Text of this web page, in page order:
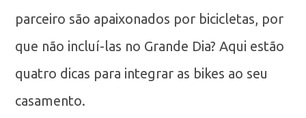
parceiro são apaixonados por bicicletas, por
que não incluí-las no Grande Dia? Aqui estão
quatro dicas para integrar as bikes ao seu
casamento.